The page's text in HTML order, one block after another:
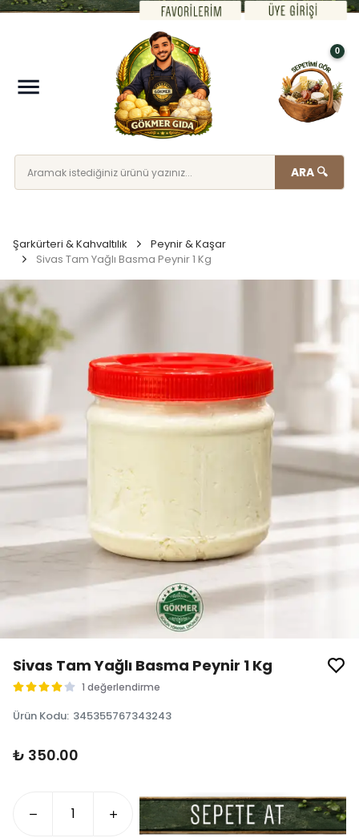
ARA 🔍
0
Şarkürteri & Kahvaltılık
Peynir & Kaşar
Sivas Tam Yağlı Basma Peynir 1 Kg
Sivas Tam Yağlı Basma Peynir 1 Kg
1 değerlendirme
Ürün Kodu: 345355767343243
₺ 350.00